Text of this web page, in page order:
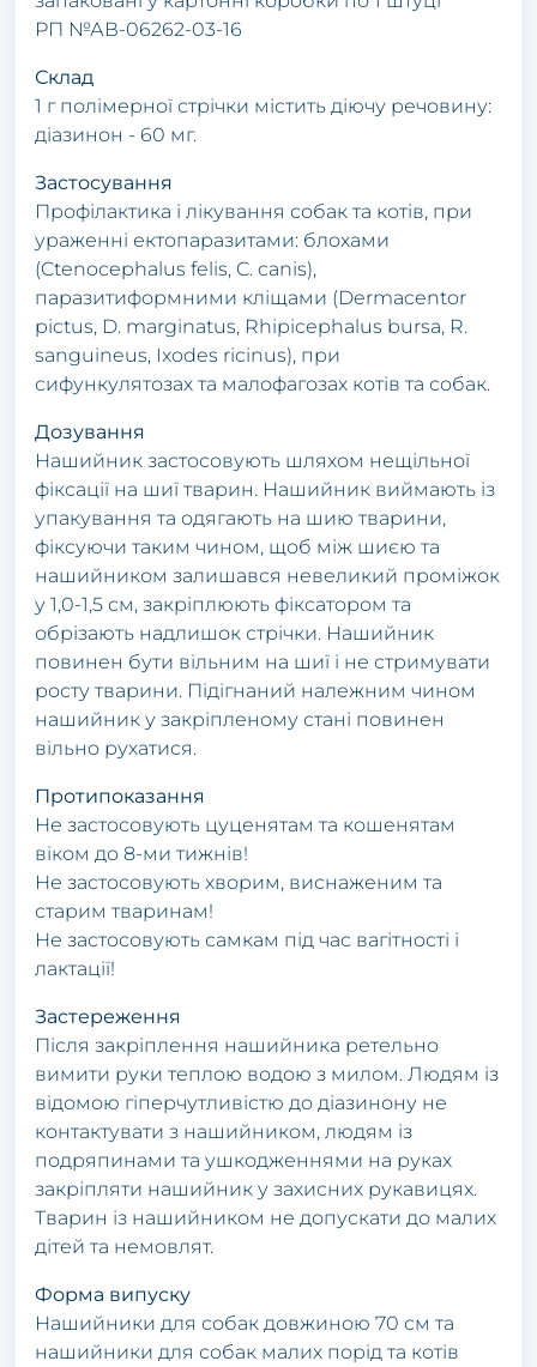
РП №АВ-06262-03-16
Склад
1 г полімерної стрічки містить діючу речовину:
діазинон - 60 мг.
Застосування
Профілактика і лікування собак та котів, при
ураженні ектопаразитами: блохами
(Ctenocephalus felis, C. canis),
паразитиформними кліщами (Dermacentor
pictus, D. marginatus, Rhipicephalus bursa, R.
sanguineus, Ixodes ricinus), при
сифункулятозах та малофагозах котів та собак.
Дозування
Нашийник застосовують шляхом нещільної
фіксації на шиї тварин. Нашийник виймають із
упакування та одягають на шию тварини,
фіксуючи таким чином, щоб між шиєю та
нашийником залишався невеликий проміжок
у 1,0-1,5 см, закріплюють фіксатором та
обрізають надлишок стрічки. Нашийник
повинен бути вільним на шиї і не стримувати
росту тварини. Підігнаний належним чином
нашийник у закріпленому стані повинен
вільно рухатися.
Протипоказання
Не застосовують цуценятам та кошенятам
віком до 8-ми тижнів!
Не застосовують хворим, виснаженим та
старим тваринам!
Не застосовують самкам під час вагітності і
лактації!
Застереження
Після закріплення нашийника ретельно
вимити руки теплою водою з милом. Людям із
відомою гіперчутливістю до діазинону не
контактувати з нашийником, людям із
подряпинами та ушкодженнями на руках
закріпляти нашийник у захисних рукавицях.
Тварин із нашийником не допускати до малих
дітей та немовлят.
Форма випуску
Нашийники для собак довжиною 70 см та
нашийники для собак малих порід та котів